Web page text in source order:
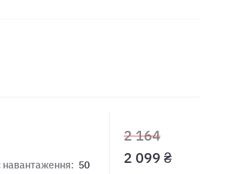
навантаження: 50
2 164
2 099 ₴